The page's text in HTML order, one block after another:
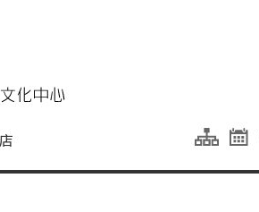
文化中心